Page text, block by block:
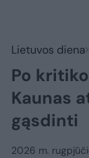
Lietuvos diena
Po
Kaunas
gąsdinti
2026 m.